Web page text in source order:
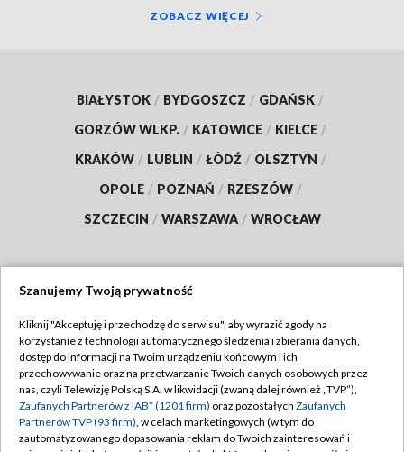
ZOBACZ WIĘCEJ
BIAŁYSTOK / BYDGOSZCZ / GDAŃSK /
GORZÓW WLKP. / KATOWICE / KIELCE /
KRAKÓW / LUBLIN / ŁÓDŹ / OLSZTYN /
OPOLE / POZNAŃ / RZESZÓW /
SZCZECIN / WARSZAWA / WROCŁAW
TVP
Abonament TVP
Emisja w TVP
Centrum informacji TVP
Regulamin TVP
Polityka prywatności
Moje zgody
Szanujemy Twoją prywatność
Kliknij "Akceptuję i przechodzę do serwisu", aby wyrazić zgody na
korzystanie z technologii automatycznego śledzenia i zbierania danych,
dostęp do informacji na Twoim urządzeniu końcowym i ich
przechowywanie oraz na przetwarzanie Twoich danych osobowych przez
nas, czyli Telewizję Polską S.A. w likwidacji (zwaną dalej również „TVP”),
Zaufanych Partnerów z IAB* (1201 firm) oraz pozostałych Zaufanych
Partnerów TVP (93 firm), w celach marketingowych (w tym do
zautomatyzowanego dopasowania reklam do Twoich zainteresowań i